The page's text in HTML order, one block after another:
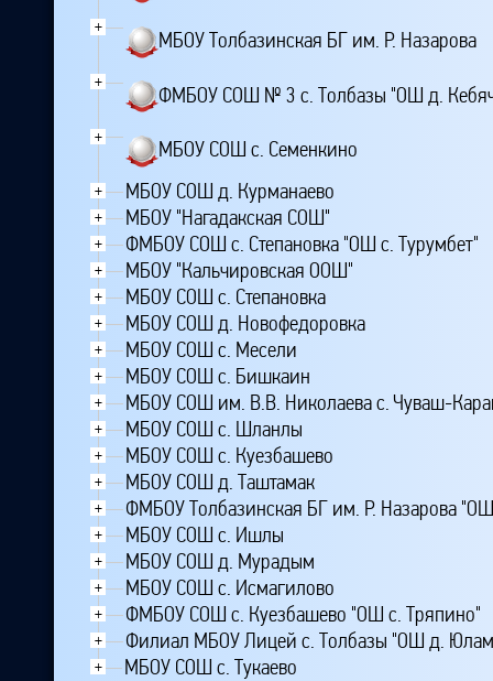
+
МБОУ Толбазинская БГ им. Р. Назарова
+
ФМБОУ СОШ № 3 с. Толбазы "ОШ д.
+
МБОУ СОШ с. Семенкино
+ МБОУ СОШ д. Курманаево
+ МБОУ "Нагадакская СОШ"
+ ФМБОУ СОШ с. Степановка "ОШ с. Турумбет"
+ МБОУ "Кальчировская ООШ"
+ МБОУ СОШ с. Степановка
+ МБОУ СОШ д. Новофедоровка
+ МБОУ СОШ с. Месели
+ МБОУ СОШ с. Бишкаин
+ МБОУ СОШ им. В.В. Николаева с. Чуваш-
+ МБОУ СОШ с. Шланлы
+ МБОУ СОШ с. Куезбашево
+ МБОУ СОШ д. Таштамак
+ ФМБОУ Толбазинская БГ им. Р. Назарова
+ МБОУ СОШ с. Ишлы
+ МБОУ СОШ д. Мурадым
+ МБОУ СОШ с. Исмагилово
+ ФМБОУ СОШ с. Куезбашево "ОШ с. Тряпино"
+ Филиал МБОУ Лицей с. Толбазы "ОШ д.
+ МБОУ СОШ с. Тукаево